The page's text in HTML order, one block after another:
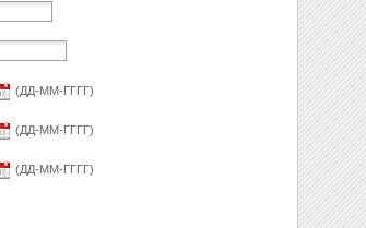
(ДД-ММ-ГГГГ)
(ДД-ММ-ГГГГ)
(ДД-ММ-ГГГГ)